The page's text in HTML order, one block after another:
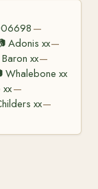
—
Adonis xx—
xx—
Whalebone xx
—
xx—